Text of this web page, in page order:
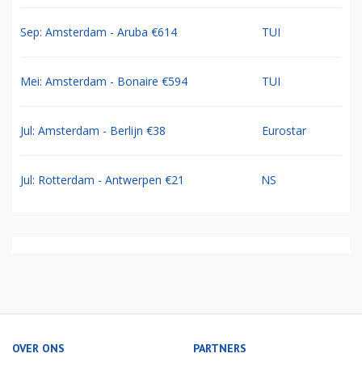
Sep: Amsterdam - Aruba €614 TUI
Mei: Amsterdam - Bonaire €594 TUI
Jul: Amsterdam - Berlijn €38 Eurostar
Jul: Rotterdam - Antwerpen €21 NS
OVER ONS PARTNERS